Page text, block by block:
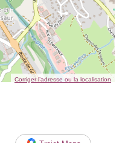
Corriger l’adresse ou la localisation